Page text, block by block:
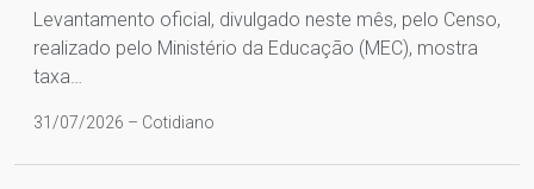
Levantamento oficial, divulgado neste mês, pelo Censo,
realizado pelo Ministério da Educação (MEC), mostra
taxa…
31/07/2026 – Cotidiano